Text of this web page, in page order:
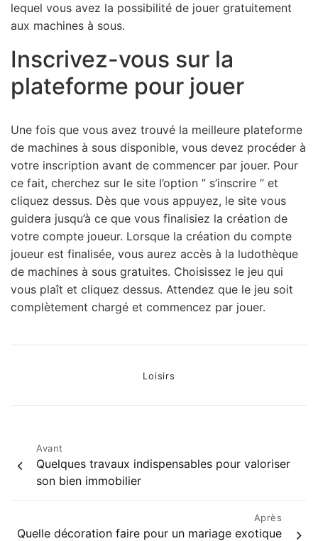
lequel vous avez la possibilité de jouer gratuitement
aux machines à sous.
Inscrivez-vous sur la
plateforme pour jouer
Une fois que vous avez trouvé la meilleure plateforme
de machines à sous disponible, vous devez procéder à
votre inscription avant de commencer par jouer. Pour
ce fait, cherchez sur le site l’option ” s’inscrire ” et
cliquez dessus. Dès que vous appuyez, le site vous
guidera jusqu’à ce que vous finalisiez la création de
votre compte joueur. Lorsque la création du compte
joueur est finalisée, vous aurez accès à la ludothèque
de machines à sous gratuites. Choisissez le jeu qui
vous plaît et cliquez dessus. Attendez que le jeu soit
complètement chargé et commencez par jouer.
Categories
Loisirs
Post
navigation
Avant
Quelques travaux indispensables pour valoriser
son bien immobilier
Après
Quelle décoration faire pour un mariage exotique